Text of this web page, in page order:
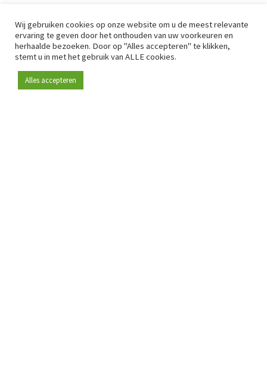
Wij gebruiken cookies op onze website om u de meest relevante
ervaring te geven door het onthouden van uw voorkeuren en
herhaalde bezoeken. Door op "Alles accepteren" te klikken,
stemt u in met het gebruik van ALLE cookies.
Alles accepteren